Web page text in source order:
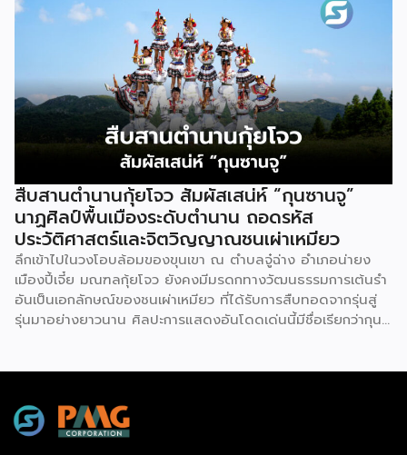
นักวิจัยอาวุโส แน่นอนว่านี่เป็นหน่วยงานผู้อยู่เบื้องหลังงานวิจัย
ไทยตั้งแต่ต้นน้ำยันปลายน้ำ กิจกรรมที่นำมาจัดแสดงในบูธ
ครั้งนี้เป็นส่วนหนึ่งของทุนที่ วช. สนับสนุนภายใต้ชุดโครงการ
Innovative House ซึ่งมีเป้าหมายชัดเจน คือการแนะแนวและ
สนับสนุนให้ผู้ประกอบการนำนวัตกรรมที่ต่อยอดมาจากงานวิจัย
ไปพัฒนาต่อจนสามารถขายได้จริงในเชิงพาณิชย์ ไม่ใช่แค่งาน
วิจัยที่อยู่ในห้องแล็บ โดยสินค้าที่นำมาโชว์ในบูธจึงเป็นผลิตภัณฑ์
ที่ “พร้อมขาย” แล้วจริงๆ บางแบรนด์ขายออนไลน์ บางแบรนด์
ขายเฉพาะหน้าร้าน นอกจากนี้ ยังมีการสาธิตนำผลิตภัณฑ์ไป
แปรรูปเป็นเมนูอาหาร-เครื่องดื่มให้ผู้ร่วมงานเห็นวิธีใช้งานจริง
โดยนำ ‘น้ำผึ้ง’ ที่ไม่ได้นำมาวางขายแบบเดิม ๆ แต่แปรรูปเป็น
เครื่องดื่มสเลอปี้ให้ผู้ร่วมงานได้ชิมสดๆ หน้าบูธ เพื่อดึงดูดและ
สร้างประสบการณ์ให้คนในงานได้ทดลองสัมผัสสินค้าจริง และหาก
ใครสนใจก็สามารถซื้อ หัวเชื้อ กลับไปทำเครื่องดื่มต่อเองที่บ้านได้
เช่นกัน […]
สืบสานตำนานกุ้ยโจว สัมผัสเสน่ห์ “กุนซานจู”
นาฏศิลป์พื้นเมืองระดับตำนาน ถอดรหัส
ประวัติศาสตร์และจิตวิญญาณชนเผ่าเหมียว
ลึกเข้าไปในวงโอบล้อมของขุนเขา ณ ตำบลจู๋ฉ่าง อำเภอน่ายง
เมืองปี้เจี๋ย มณฑลกุ้ยโจว ยังคงมีมรดกทางวัฒนธรรมการเต้นรำ
อันเป็นเอกลักษณ์ของชนเผ่าเหมียว ที่ได้รับการสืบทอดจากรุ่นสู่
รุ่นมาอย่างยาวนาน ศิลปะการแสดงอันโดดเด่นนี้มีชื่อเรียกว่ากุน
ชนเผ่าเหมียวไว้ได้อย่างงดงาม ตำนานเล่าว่า ยามอพยพย้าย
ถิ่นฐานในอดีตกาล เส้นทางของชาวเหมียวต้องเผชิญกับเทือกเขา